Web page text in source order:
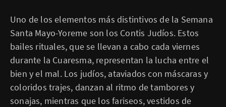
Uno de los elementos más distintivos de la Semana
Santa Mayo-Yoreme son los Contis Judíos. Estos
bailes rituales, que se llevan a cabo cada viernes
durante la Cuaresma, representan la lucha entre el
bien y el mal. Los judíos, ataviados con máscaras y
coloridos trajes, danzan al ritmo de tambores y
sonajas, mientras que los fariseos, vestidos de